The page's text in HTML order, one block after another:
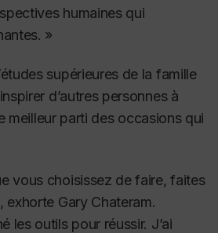
humaines qui
»
supérieures de la famille
d’autres personnes à
meilleur parti des occasions qui
vous choisissez de faire, faites
exhorte Gary Chateram.
les outils pour réussir. J’ai